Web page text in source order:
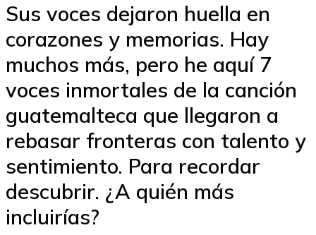
Sus voces dejaron huella en
corazones y memorias. Hay
muchos más, pero he aquí 7
voces inmortales de la canción
guatemalteca que llegaron a
rebasar fronteras con talento y
sentimiento. Para recordar
descubrir. ¿A quién más
incluirías?